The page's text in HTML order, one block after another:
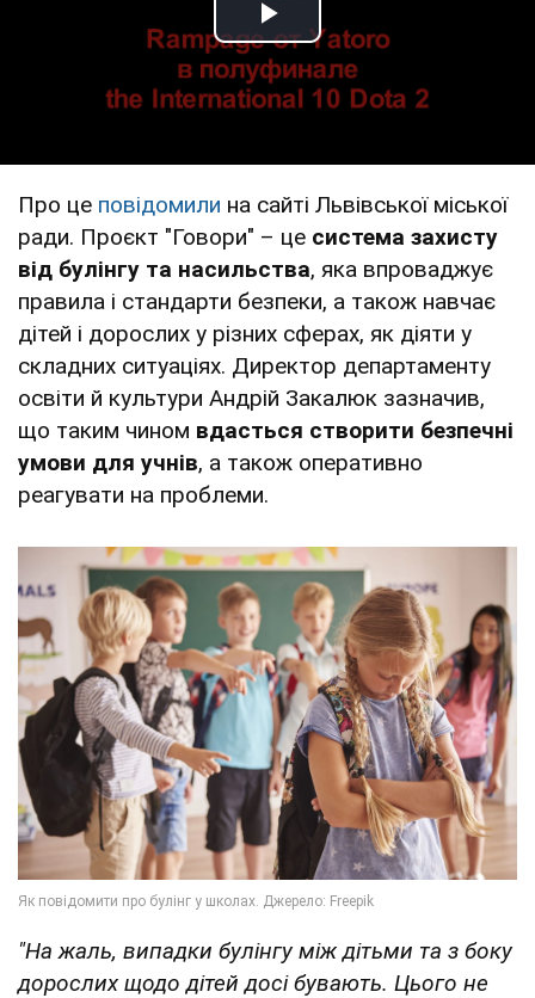
Play Video
Про це повідомили на сайті Львівської міської
ради. Проєкт "Говори" – це система захисту
від булінгу та насильства, яка впроваджує
правила і стандарти безпеки, а також навчає
дітей і дорослих у різних сферах, як діяти у
складних ситуаціях. Директор департаменту
освіти й культури Андрій Закалюк зазначив,
що таким чином вдасться створити безпечні
умови для учнів, а також оперативно
реагувати на проблеми.
"На жаль, випадки булінгу між дітьми та з боку
дорослих щодо дітей досі бувають. Цього не